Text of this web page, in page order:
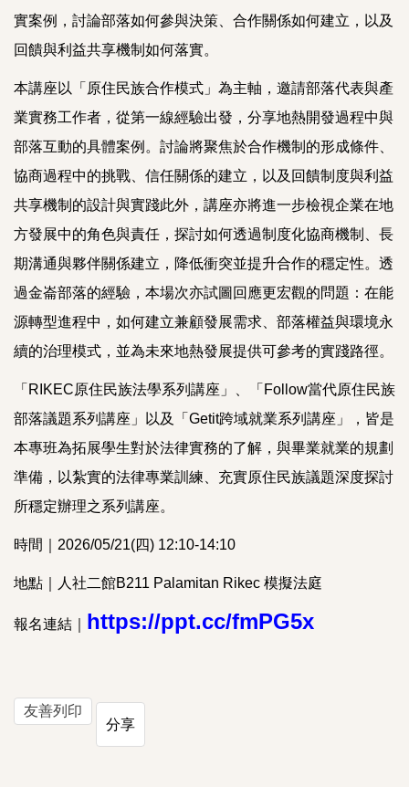
實案例，討論部落如何參與決策、合作關係如何建立，以及
回饋與利益共享機制如何落實。
本講座以「原住民族合作模式」為主軸，邀請部落代表與產
業實務工作者，從第一線經驗出發，分享地熱開發過程中與
部落互動的具體案例。討論將聚焦於合作機制的形成條件、
協商過程中的挑戰、信任關係的建立，以及回饋制度與利益
共享機制的設計與實踐此外，講座亦將進一步檢視企業在地
方發展中的角色與責任，探討如何透過制度化協商機制、長
期溝通與夥伴關係建立，降低衝突並提升合作的穩定性。透
過金崙部落的經驗，本場次亦試圖回應更宏觀的問題：在能
源轉型進程中，如何建立兼顧發展需求、部落權益與環境永
續的治理模式，並為未來地熱發展提供可參考的實踐路徑。
「RIKEC原住民族法學系列講座」、「Follow當代原住民族
部落議題系列講座」以及「Getit跨域就業系列講座」，皆是
本專班為拓展學生對於法律實務的了解，與畢業就業的規劃
準備，以紮實的法律專業訓練、充實原住民族議題深度探討
所穩定辦理之系列講座。
時間｜2026/05/21(四) 12:10-14:10
地點｜人社二館B211 Palamitan Rikec 模擬法庭
報名連結｜ https://ppt.cc/fmPG5x
友善列印
分享